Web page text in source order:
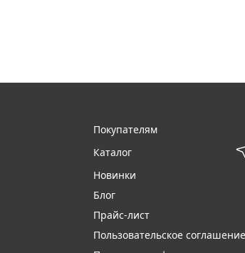
Покупателям
Каталог
Новинки
Блог
Прайс-лист
Пользовательское соглашение